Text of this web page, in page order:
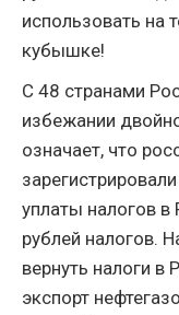
использовать на
кубышке!
С 48 странами
избежании
означает, что
уплаты налогов в
рублей налогов.
вернуть налоги
экспорт